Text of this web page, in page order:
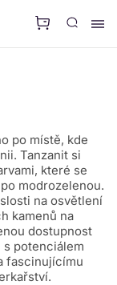
po místě, kde
Tanzanit si
které se
modrozelenou.
na osvětlení
kamenů na
dostupnost
potenciálem
fascinujícímu